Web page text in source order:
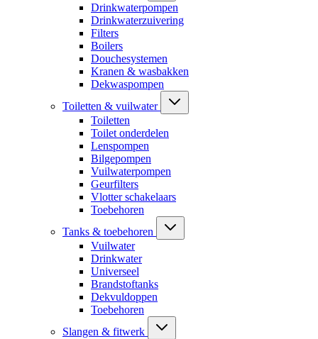
Drinkwaterpompen
Drinkwaterzuivering
Filters
Boilers
Douchesystemen
Kranen & wasbakken
Dekwaspompen
Toiletten & vuilwater
Toiletten
Toilet onderdelen
Lenspompen
Bilgepompen
Vuilwaterpompen
Geurfilters
Vlotter schakelaars
Toebehoren
Tanks & toebehoren
Vuilwater
Drinkwater
Universeel
Brandstoftanks
Dekvuldoppen
Toebehoren
Slangen & fitwerk